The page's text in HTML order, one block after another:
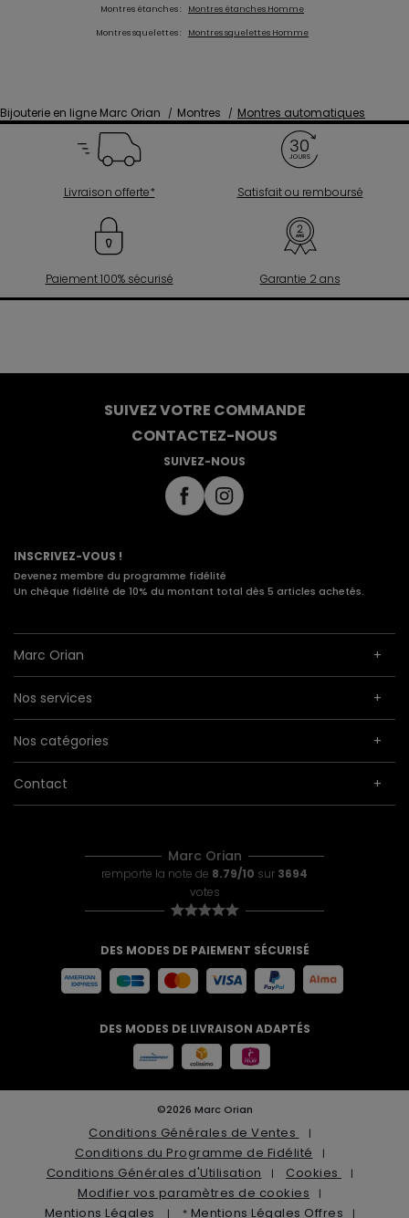
Montres étanches : Montres étanches Homme
Montres squelettes : Montres squelettes Homme
Bijouterie en ligne Marc Orian Montres Montres automatiques
Livraison offerte* Satisfait ou remboursé
Paiement 100% sécurisé Garantie 2 ans
SUIVEZ VOTRE COMMANDE
CONTACTEZ-NOUS
SUIVEZ-NOUS
INSCRIVEZ-VOUS !
Devenez membre du programme fidélité
Un chèque fidélité de 10% du montant total dès 5 articles achetés.
Marc Orian
Nos services
Nos catégories
Contact
Marc Orian
remporte la note de 8.79/10 sur 3694
votes
DES MODES DE PAIEMENT SÉCURISÉ
DES MODES DE LIVRAISON ADAPTÉS
©2026 Marc Orian
Conditions Générales de Ventes
Conditions du Programme de Fidélité
Conditions Générales d'Utilisation
Cookies
Modifier vos paramètres de cookies
Mentions Légales
* Mentions Légales Offres